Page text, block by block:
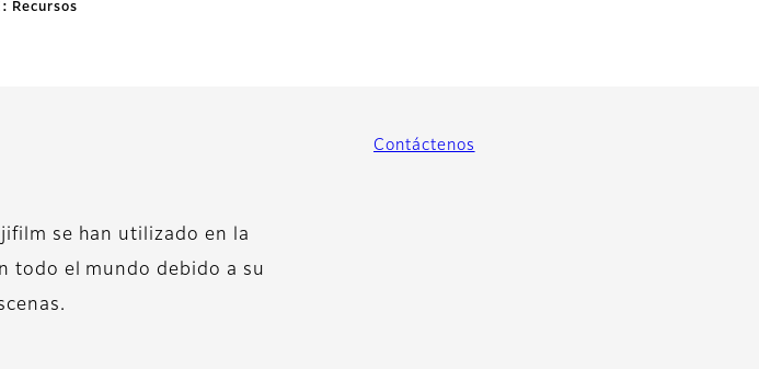
Recursos
se han utilizado en la
todo el mundo debido a su
Contáctenos